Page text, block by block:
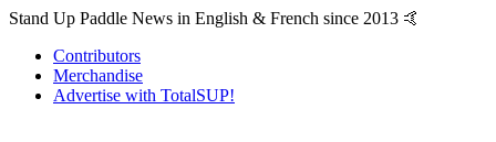
Stand Up Paddle News in English & French since 2013 🤙
Contributors
Merchandise
Advertise with TotalSUP!